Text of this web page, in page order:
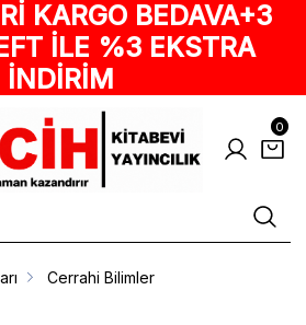
KARGO BEDAVA+3
İLE %3 EKSTRA
İNDİRİM
0
Cerrahi Bilimler